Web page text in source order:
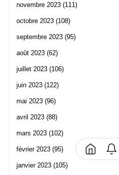
novembre 2023 (111)
octobre 2023 (108)
septembre 2023 (95)
août 2023 (62)
juillet 2023 (106)
juin 2023 (122)
mai 2023 (96)
avril 2023 (88)
mars 2023 (102)
février 2023 (95)
janvier 2023 (105)